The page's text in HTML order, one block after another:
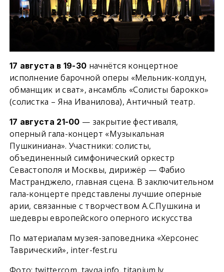
17 августа в 19-30 начнётся концертное
исполнение барочной оперы «Мельник-колдун,
обманщик и сват», ансамбль «Солисты барокко»
(солистка – Яна Иванилова), Античный театр.
17 августа 21-00 — закрытие фестиваля,
оперный гала-концерт «Музыкальная
Пушкиниана». Участники: солисты,
объединенный симфонический оркестр
Севастополя и Москвы, дирижёр — Фабио
Мастранджело, главная сцена. В заключительном
гала-концерте представлены лучшие оперные
арии, связанные с творчеством А.С.Пушкина и
шедевры европейского оперного искусства
По материалам музея-заповедника «Херсонес
Таврический», inter-fest.ru